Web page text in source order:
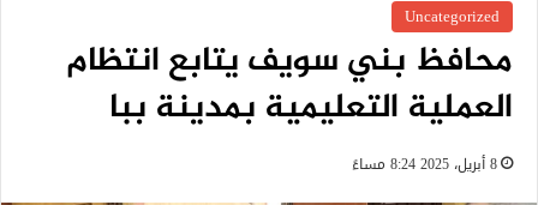
Uncategorized
محافظ بني سويف يتابع انتظام
العملية التعليمية بمدينة ببا
8 أبريل، 2025 8:24 مساءً